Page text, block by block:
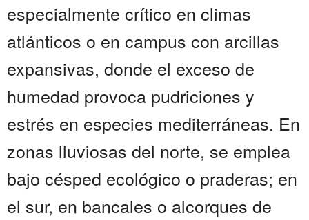
especialmente crítico en climas
atlánticos o en campus con arcillas
expansivas, donde el exceso de
humedad provoca pudriciones y
estrés en especies mediterráneas. En
zonas lluviosas del norte, se emplea
bajo césped ecológico o praderas; en
el sur, en bancales o alcorques de